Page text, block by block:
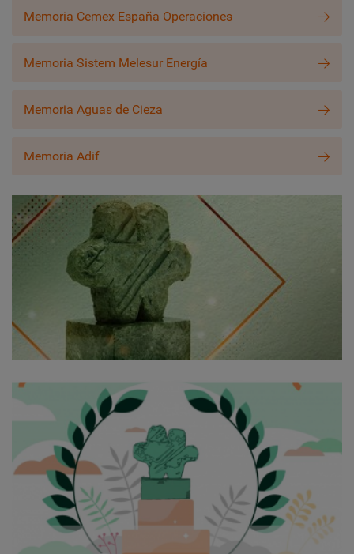
Memoria Cemex España Operaciones
Memoria Sistem Melesur Energía
Memoria Aguas de Cieza
Memoria Adif